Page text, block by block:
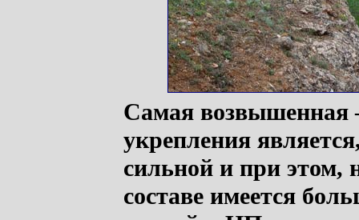
Самая
укрепления
сильной и при этом,
составе имеется